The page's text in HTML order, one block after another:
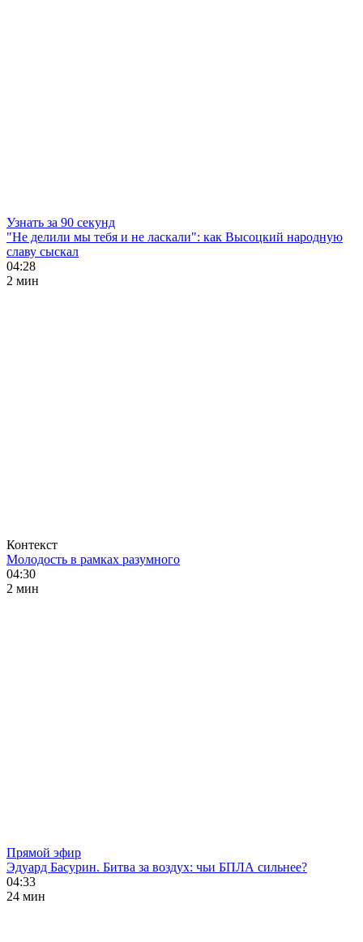
Узнать за 90 секунд
"Не делили мы тебя и не ласкали": как Высоцкий народную
славу сыскал
04:28
2 мин
Контекст
Молодость в рамках разумного
04:30
2 мин
Прямой эфир
Эдуард Басурин. Битва за воздух: чьи БПЛА сильнее?
04:33
24 мин